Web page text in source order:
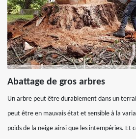
Abattage de gros arbres
Un arbre peut être durablement dans un
peut être en mauvais état et sensible à la
poids de la neige ainsi que les intempéries. Et